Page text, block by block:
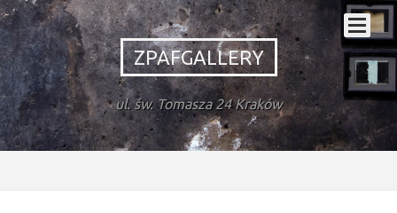
ZPAFGALLERY
ul. św. Tomasza 24 Kraków